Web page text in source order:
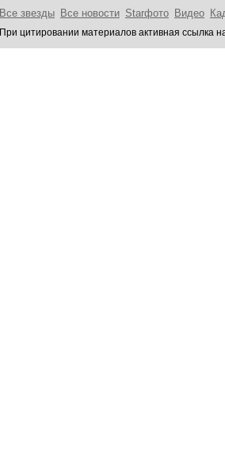
Все звезды Все новости Starфото Видео
При цитировании материалов активная ссылка